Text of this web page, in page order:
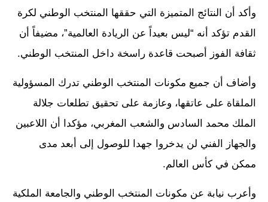
وأكد أن النتائج المتميزة التي حققها المنتخب الوطني لكرة
القدم تؤكد أنه “ليس بعيداً عن الريادة العالمية”، مضيفاً أن
ثقافة الفوز أصبحت قاعدة راسخة داخل المنتخب الوطني.
وأضاف أن جميع مكونات المنتخب الوطني تدرك المسؤولية
الملقاة على عاتقها، وعازمة على تحقيق تطلعات جلالة
الملك محمد السادس والشعب المغربي، مؤكدا أن اللاعبين
والجهاز الفني لن يدخروا جهدا للوصول إلى أبعد مدى
ممكن في كأس العالم.
وأعرب نيابة عن مكونات المنتخب الوطني والجامعة الملكية